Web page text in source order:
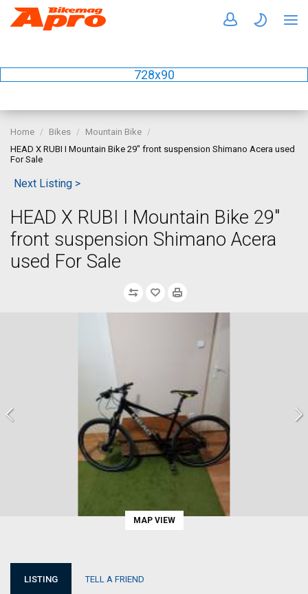
728x90
Home Bikes
Mountain Bike
HEAD X RUBI I Mountain Bike 29" front suspension Shimano Acera used
For Sale
Next Listing >
HEAD X RUBI I Mountain Bike 29"
front suspension Shimano Acera
used For Sale
MAP VIEW
LISTING TELL A FRIEND